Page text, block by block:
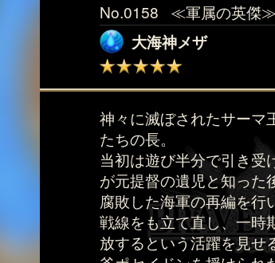
No.0158 ≪軍属の英傑≫
大海神メザ
神々に滅ぼされたサーマ
たちの長。
当初は遊び半分で引き受
が元提督の遺児と知った
腐敗した海軍の再編を行
戦線をも立て直し、一時
放するという活躍を見せ